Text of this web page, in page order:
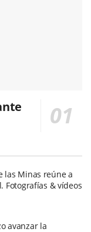
las Minas reúne a
Fotografías & vídeos
avanzar la